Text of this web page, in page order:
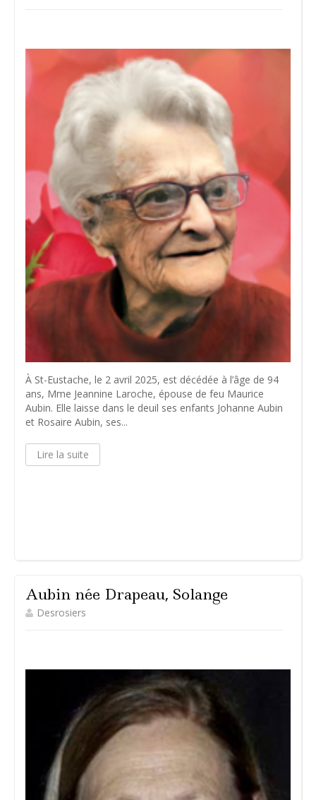
À St-Eustache, le 2 avril 2025, est décédée à l’âge de 94
ans, Mme Jeannine Laroche, épouse de feu Maurice
Aubin. Elle laisse dans le deuil ses enfants Johanne Aubin
et Rosaire Aubin, ses...
Lire la suite
Aubin née Drapeau, Solange
Desrosiers